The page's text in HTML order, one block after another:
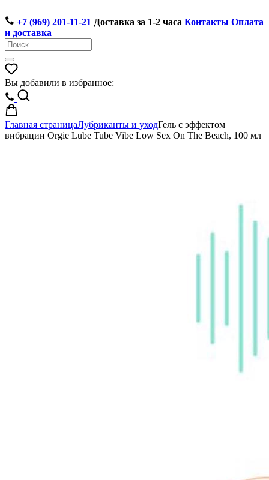
+7 (969) 201-11-21 Доставка за 1-2 часа Контакты Оплата
и доставка
Вы добавили в избранное:
Главная страницаЛубриканты и уходГель с эффектом
вибрации Orgie Lube Tube Vibe Low Sex On The Beach, 100 мл